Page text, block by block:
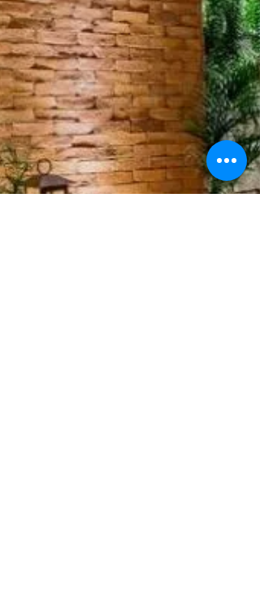
para garantir a durabilidade, o acabamento
e a segurança da aplicação, um ponto
deve ser considerado: a escolha do rejunte ideal.